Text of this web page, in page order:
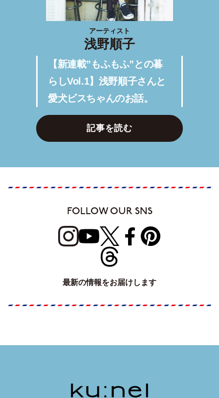
アーティスト
浅野順子
【新連載”もふもふ”との暮
らしVol.1】浅野順子さんと
愛犬ビスちゃんのお話。
記事を読む
FOLLOW OUR SNS
最新の情報をお届けします